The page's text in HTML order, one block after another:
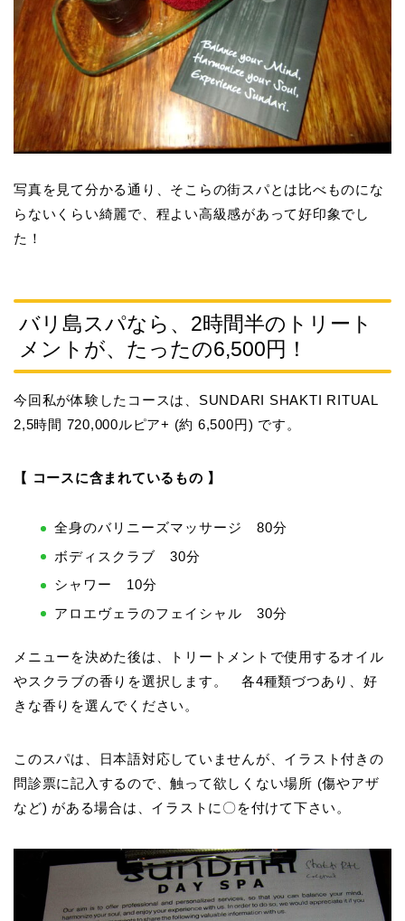
写真を見て分かる通り、そこらの街スパとは比べものにな
らないくらい綺麗で、程よい高級感があって好印象でし
た！
バリ島スパなら、2時間半のトリート
メントが、たったの6,500円！
今回私が体験したコースは、 SUNDARI SHAKTI RITUAL
2,5時間 720,000ルピア+ (約 6,500円) です。
【 コースに含まれているもの 】
全身のバリニーズマッサージ 80分
ボディスクラブ 30分
シャワー 10分
アロエヴェラのフェイシャル 30分
メニューを決めた後は、トリートメントで使用するオイル
やスクラブの香りを選択します。 各4種類づつあり、好
きな香りを選んでください。
このスパは、日本語対応していませんが、イラスト付きの
問診票に記入するので、触って欲しくない場所 (傷やアザ
など) がある場合は、イラストに〇を付けて下さい。